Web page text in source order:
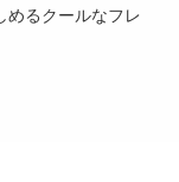
めるクールなフレ